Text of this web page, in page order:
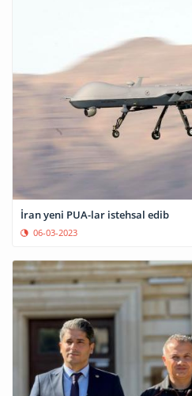
İran yeni PUA-lar istehsal edib
06-03-2023